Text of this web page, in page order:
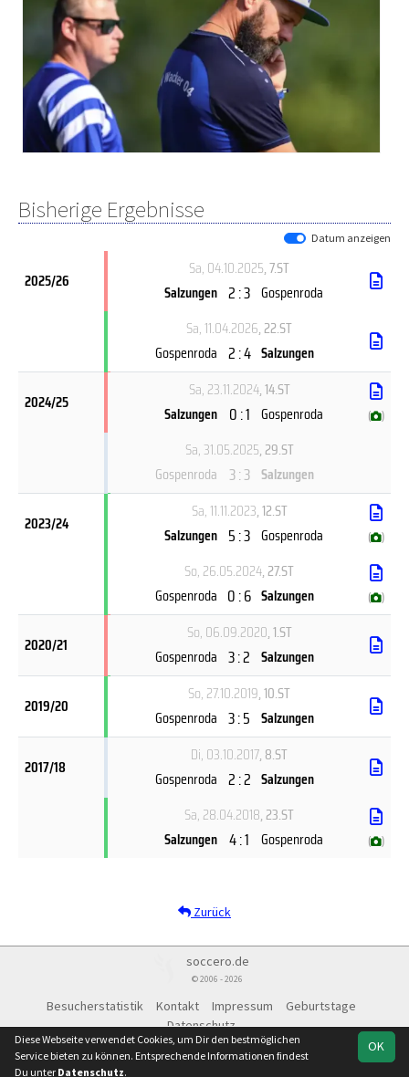
Bisherige Ergebnisse
Datum anzeigen
2025/26
Sa, 04.10.2025, 7.ST
Salzungen 2 : 3 Gospenroda
Sa, 11.04.2026, 22.ST
Gospenroda 2 : 4 Salzungen
2024/25
Sa, 23.11.2024, 14.ST
Salzungen 0 : 1 Gospenroda ( )
Sa, 31.05.2025, 29.ST
Gospenroda 3 : 3 Salzungen
2023/24
Sa, 11.11.2023, 12.ST
Salzungen 5 : 3 Gospenroda ( )
So, 26.05.2024, 27.ST
Gospenroda 0 : 6 Salzungen ( )
2020/21
So, 06.09.2020, 1.ST
Gospenroda 3 : 2 Salzungen
2019/20
So, 27.10.2019, 10.ST
Gospenroda 3 : 5 Salzungen
2017/18
Di, 03.10.2017, 8.ST
Gospenroda 2 : 2 Salzungen
Sa, 28.04.2018, 23.ST
Salzungen 4 : 1 Gospenroda ( )
Zurück
soccero.de
© 2006 - 2026
Besucherstatistik Kontakt Impressum
Geburtstage
Datenschutz
OK
Diese Webseite verwendet Cookies, um Dir den bestmöglichen
Service bieten zu können. Entsprechende Informationen findest
Du unter Datenschutz.